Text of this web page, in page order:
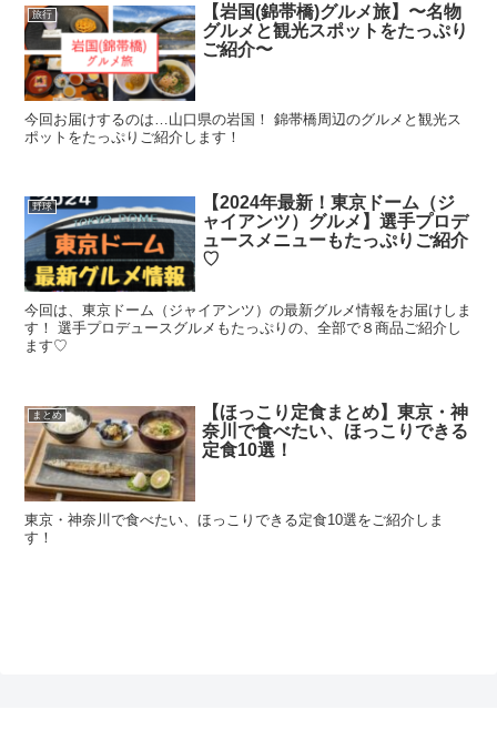
旅行
【岩国(錦帯橋)グルメ旅】〜名物
グルメと観光スポットをたっぷり
ご紹介〜
今回お届けするのは…山口県の岩国！ 錦帯橋周辺のグルメと観光ス
ポットをたっぷりご紹介します！
野球
【2024年最新！東京ドーム（ジ
ャイアンツ）グルメ】選手プロデ
ュースメニューもたっぷりご紹介
♡
今回は、東京ドーム（ジャイアンツ）の最新グルメ情報をお届けしま
す！ 選手プロデュースグルメもたっぷりの、全部で８商品ご紹介し
ます♡
まとめ
【ほっこり定食まとめ】東京・神
奈川で食べたい、ほっこりできる
定食10選！
東京・神奈川で食べたい、ほっこりできる定食10選をご紹介しま
す！